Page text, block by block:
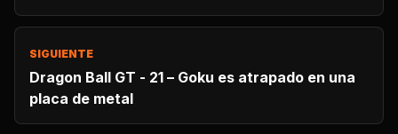
SIGUIENTE
Dragon Ball GT - 21 – Goku es atrapado en una
placa de metal